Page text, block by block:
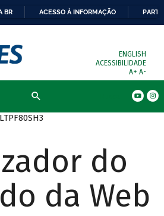
BR ACESSO À INFORMAÇÃO
ENGLISH
ACESSIBILIDADE
A+ A-
do
da Web